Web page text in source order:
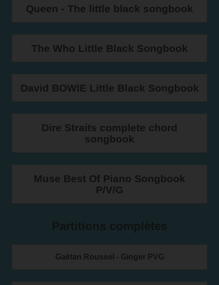
Queen - The little black songbook
The Who Little Black Songbook
David BOWIE Little Black Songbook
Dire Straits complete chord
songbook
Muse Best Of Piano Songbook
P/V/G
Gaëtan Roussel - Ginger PVG